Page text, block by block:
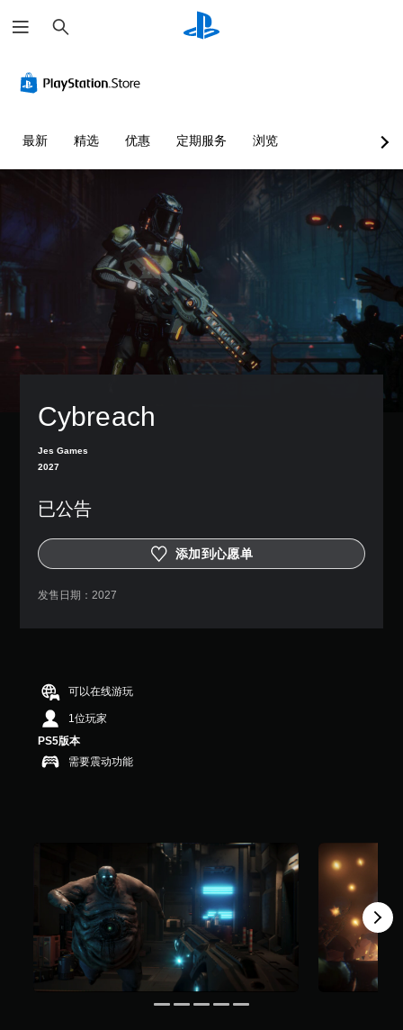
索
最新 精选 优惠 定期服务 浏览
Cybreach
Jes Games
2027
已公告
添加到心愿单
发售日期： 2027
可以在线游玩
1位玩家
PS5版本
需要震动功能